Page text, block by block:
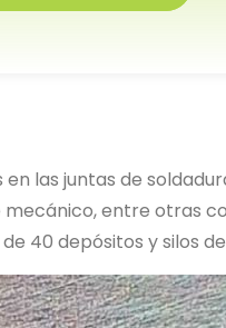
las juntas de
entre otras
40 depósitos y silos